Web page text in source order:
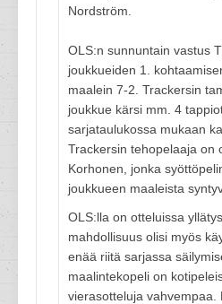
Nordström.
OLS:n sunnuntain vastus
joukkueiden 1.
maalein 7-2. Trackersin
joukkue kärsi mm. 4
sarjataulukossa mukaan
Trackersin tehopelaaja on
Korhonen, jonka
joukkueen maaleista
OLS:lla on otteluissa
mahdollisuus olisi myös
enää riitä sarjassa
maalintekopeli on
vierasotteluja vahvempaa.